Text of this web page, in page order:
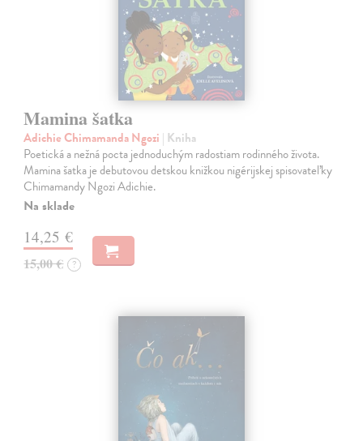
Mamina šatka
Adichie Chimamanda Ngozi | Kniha
Poetická a nežná pocta jednoduchým radostiam rodinného života.
Mamina šatka je debutovou detskou knižkou nigérijskej spisovateľky
Chimamandy Ngozi Adichie.
Na sklade
14,25 €
15,00 € ?